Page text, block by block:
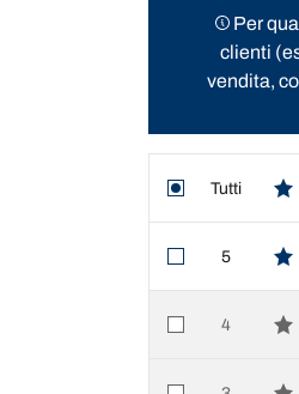
Per
clienti
vendita,
Tutti
star
5
star
4
star